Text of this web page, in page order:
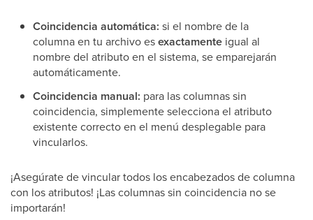
Coincidencia automática: si el nombre de la
columna en tu archivo esexactamente igual al
nombre del atributo en el sistema, se emparejarán
automáticamente.
Coincidencia manual: para las columnas sin
coincidencia, simplemente selecciona el atributo
existente correcto en el menú desplegable para
vincularlos.
¡Asegúrate de vincular todos los encabezados de columna
con los atributos! ¡Las columnas sin coincidencia no se
importarán!